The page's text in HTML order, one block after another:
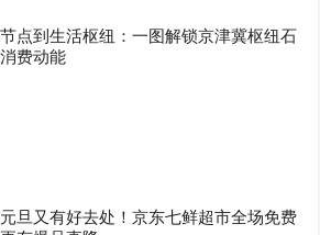
点到生活枢纽：一图解锁京津冀枢纽石
费动能
旦又有好去处！京东七鲜超市全场免费